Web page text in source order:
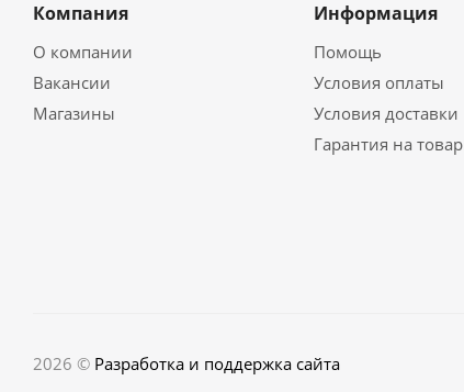
Компания
О компании
Вакансии
Магазины
Информация
Помощь
Условия оплаты
Условия доставки
Гарантия на товар
2026 © Разработка и поддержка сайта